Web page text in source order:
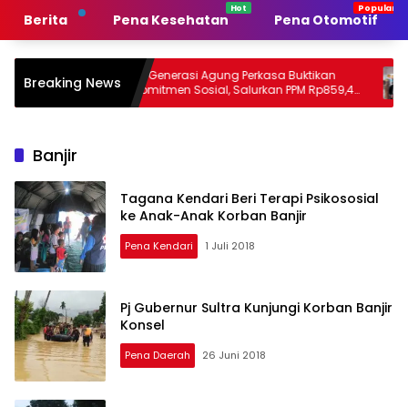
Berita Pena Kesehatan Pena Otomotif
Breaking News
PT Generasi Agung Perkasa Buktikan
Komitmen Sosial, Salurkan PPM Rp859,4
Juta untuk Masyarakat Lingkar
Muh
Tanpa
Sultra
Banjir
Tagana Kendari Beri Terapi Psikososial
ke Anak-Anak Korban Banjir
Pena Kendari 1 Juli 2018
Pj Gubernur Sultra Kunjungi Korban Banjir
Konsel
Pena Daerah 26 Juni 2018